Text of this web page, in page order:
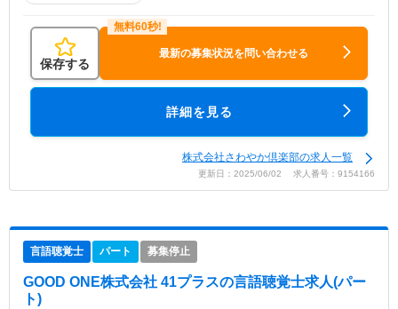
保存する
最新の募集状況を問い合わせる
詳細を見る
株式会社さわやか倶楽部の求人一覧
更新日：2025/06/02 求人番号：9154166
言語聴覚士 パート 募集停止
GOOD ONE株式会社 41プラスの言語聴覚士求人(パー
ト)